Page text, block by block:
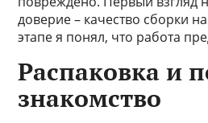
доверие – качество сборки
этапе я понял, что работа
Распаковка и
знакомство